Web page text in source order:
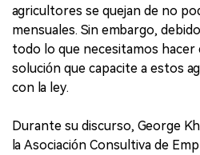
agricultores se quejan de no
mensuales. Sin embargo,
todo lo que necesitamos hacer
solución que capacite a estos
con la ley.
Durante su discurso, George
la Asociación Consultiva de